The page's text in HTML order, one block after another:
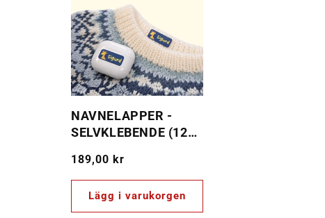
NAVNELAPPER -
SELVKLEBENDE (120
Ordinarie
189,00 kr
Lägg i varukorgen